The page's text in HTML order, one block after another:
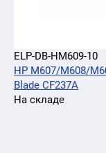
ELP-DB-HM609-10
HP M607/M608/
Blade CF237A
На складе